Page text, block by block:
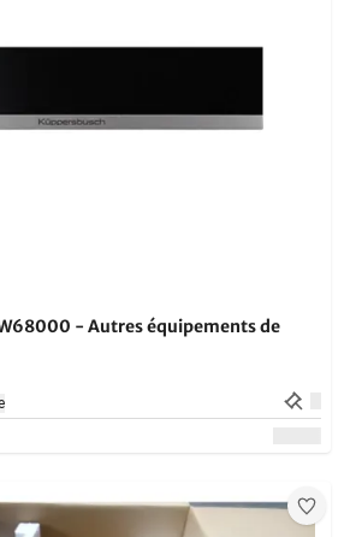
- Autres équipements de